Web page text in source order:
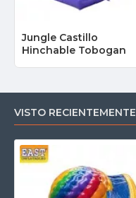
Jungle Castillo
Hinchable Tobogan
VISTO RECIENTEMENTE